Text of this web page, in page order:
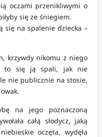
oczami przenikliwymi o
się ze śniegiem.
się na spalenie dziecka –
krzywdy nikomu z niego
to się ją spali, jak nie
nie publicznie na stosie,
na jego poznaczoną
całą słodycz, jaką
oczęta, wydęła